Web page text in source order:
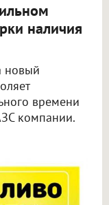
наличия
новый
времени
компании.